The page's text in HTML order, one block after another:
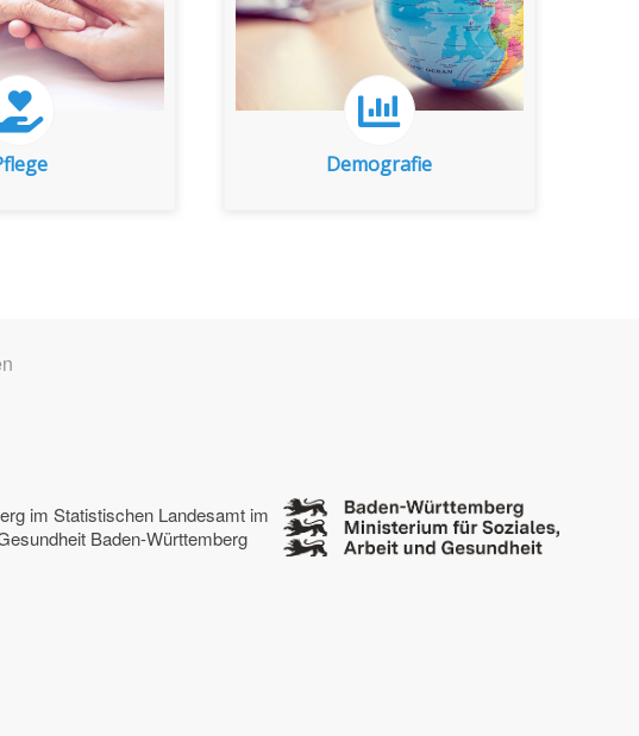
Demografie
Demografie
im Statistischen Landesamt im
Baden-Württemberg